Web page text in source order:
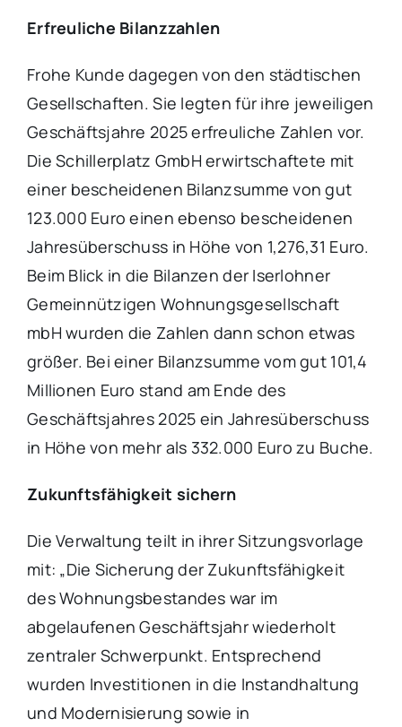
Erfreuliche Bilanzzahlen
Frohe Kunde dagegen von den städtischen
Gesellschaften. Sie legten für ihre jeweiligen
Geschäftsjahre 2025 erfreuliche Zahlen vor.
Die Schillerplatz GmbH erwirtschaftete mit
einer bescheidenen Bilanzsumme von gut
123.000 Euro einen ebenso bescheidenen
Jahresüberschuss in Höhe von 1,276,31 Euro.
Beim Blick in die Bilanzen der Iserlohner
Gemeinnützigen Wohnungsgesellschaft
mbH wurden die Zahlen dann schon etwas
größer. Bei einer Bilanzsumme vom gut 101,4
Millionen Euro stand am Ende des
Geschäftsjahres 2025 ein Jahresüberschuss
in Höhe von mehr als 332.000 Euro zu Buche.
Zukunftsfähigkeit sichern
Die Verwaltung teilt in ihrer Sitzungsvorlage
mit: „Die Sicherung der Zukunftsfähigkeit
des Wohnungsbestandes war im
abgelaufenen Geschäftsjahr wiederholt
zentraler Schwerpunkt. Entsprechend
wurden Investitionen in die Instandhaltung
und Modernisierung sowie in